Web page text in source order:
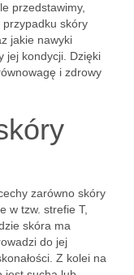
przedstawimy,
przypadku skóry
jakie nawyki
jej kondycji. Dzięki
i zdrowy
zarówno skóry
w tzw. strefie T,
skóra ma
do jej
Z kolei na